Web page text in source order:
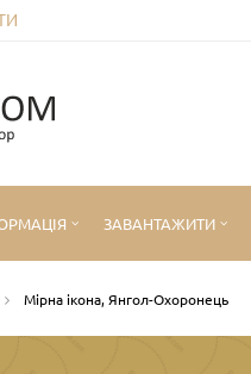
ЗАВАНТАЖИТИ
Мірна ікона, Янгол-Охоронець